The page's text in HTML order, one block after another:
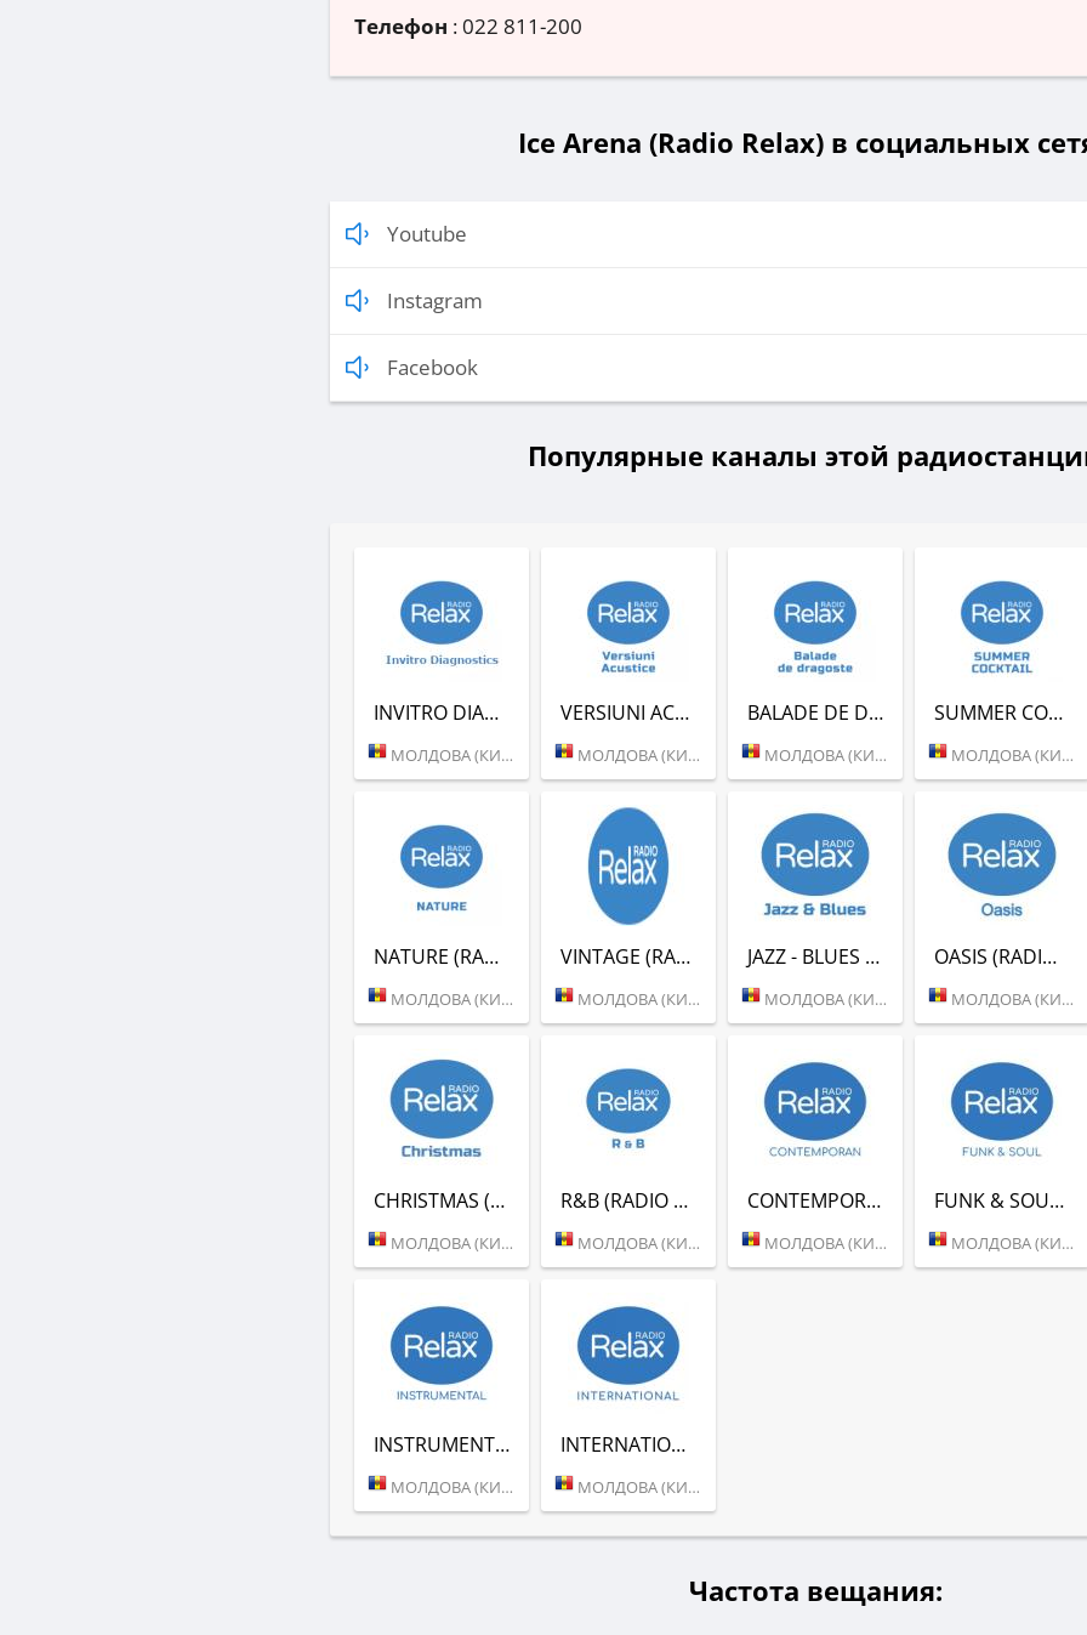
Телефон :022 811-200
Ice Arena (Radio Relax) в социальных
Youtube
Instagram
Facebook
Популярные каналы этой
INVITRO DIAGNOSTICS (RADIO RELAX)
МОЛДОВА (КИШИНЕВ)
VERSIUNI ACUSTICE (RADIO RELAX)
МОЛДОВА (КИШИНЕВ)
BALADE DE DRAGOSTE (RADIO RELAX)
МОЛДОВА (КИШИНЕВ)
SUMMER COCKTAIL (RADIO RELAX)
МОЛДОВА (КИШИНЕВ)
NATURE (RADIO RELAX)
МОЛДОВА (КИШИНЕВ)
VINTAGE (RADIO RELAX)
МОЛДОВА (КИШИНЕВ)
JAZZ - BLUES (RADIO RELAX)
МОЛДОВА (КИШИНЕВ)
OASIS (RADIO RELAX)
МОЛДОВА (КИШИНЕВ)
CHRISTMAS (RADIO RELAX)
МОЛДОВА (КИШИНЕВ)
R&B (RADIO RELAX)
МОЛДОВА (КИШИНЕВ)
CONTEMPORAN (RADIO RELAX)
МОЛДОВА (КИШИНЕВ)
FUNK & SOUL (RADIO RELAX)
МОЛДОВА (КИШИНЕВ)
INSTRUMENTAL (RADIO RELAX MOLDOVA)
МОЛДОВА (КИШИНЕВ)
INTERNATIONAL (RADIO RELAX)
МОЛДОВА (КИШИНЕВ)
Частота вещания: